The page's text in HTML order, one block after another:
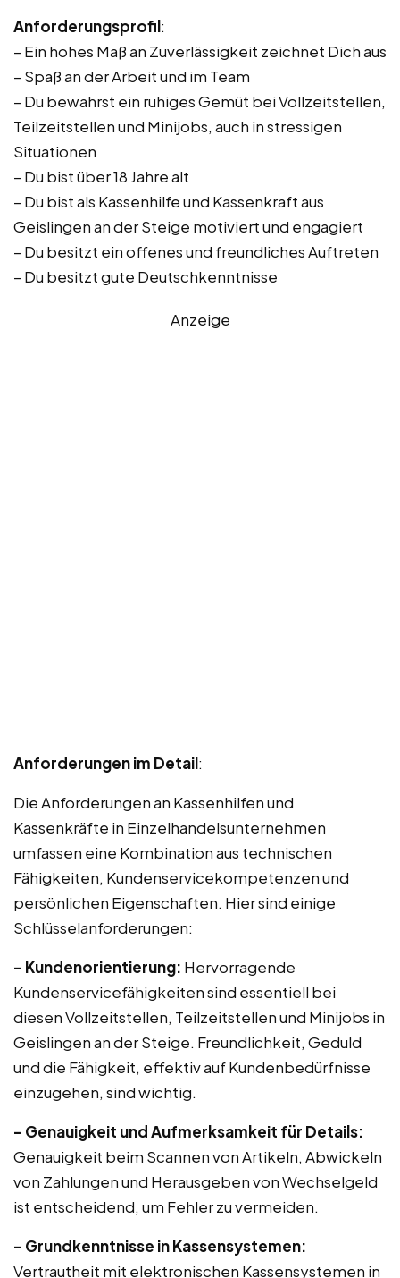
Anforderungsprofil:
– Ein hohes Maß an Zuverlässigkeit zeichnet Dich aus
– Spaß an der Arbeit und im Team
– Du bewahrst ein ruhiges Gemüt bei Vollzeitstellen,
Teilzeitstellen und Minijobs, auch in stressigen
Situationen
– Du bist über 18 Jahre alt
– Du bist als Kassenhilfe und Kassenkraft aus
Geislingen an der Steige motiviert und engagiert
– Du besitzt ein offenes und freundliches Auftreten
– Du besitzt gute Deutschkenntnisse
Anzeige
Anforderungen im Detail:
Die Anforderungen an Kassenhilfen und
Kassenkräfte in Einzelhandelsunternehmen
umfassen eine Kombination aus technischen
Fähigkeiten, Kundenservicekompetenzen und
persönlichen Eigenschaften. Hier sind einige
Schlüsselanforderungen:
– Kundenorientierung: Hervorragende
Kundenservicefähigkeiten sind essentiell bei
diesen Vollzeitstellen, Teilzeitstellen und Minijobs in
Geislingen an der Steige. Freundlichkeit, Geduld
und die Fähigkeit, effektiv auf Kundenbedürfnisse
einzugehen, sind wichtig.
– Genauigkeit und Aufmerksamkeit für Details:
Genauigkeit beim Scannen von Artikeln, Abwickeln
von Zahlungen und Herausgeben von Wechselgeld
ist entscheidend, um Fehler zu vermeiden.
– Grundkenntnisse in Kassensystemen:
Vertrautheit mit elektronischen Kassensystemen in